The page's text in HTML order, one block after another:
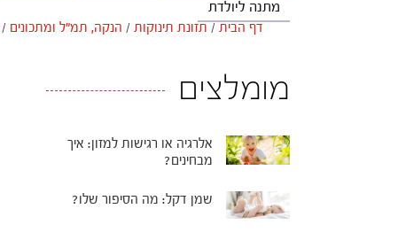
מתנה ליולדת
דף הבית / תזונת תינוקות / הנקה, תמ"ל ומתכונים /
מומלצים
אלרגיה או רגישות למזון: איך
מבחינים?
שמן דקל: מה הסיפור שלו?